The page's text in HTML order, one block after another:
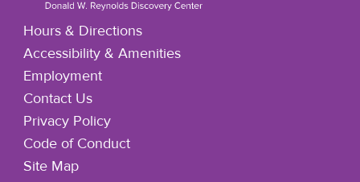
Hours & Directions
Accessibility & Amenities
Employment
Contact Us
Privacy Policy
Code of Conduct
Site Map